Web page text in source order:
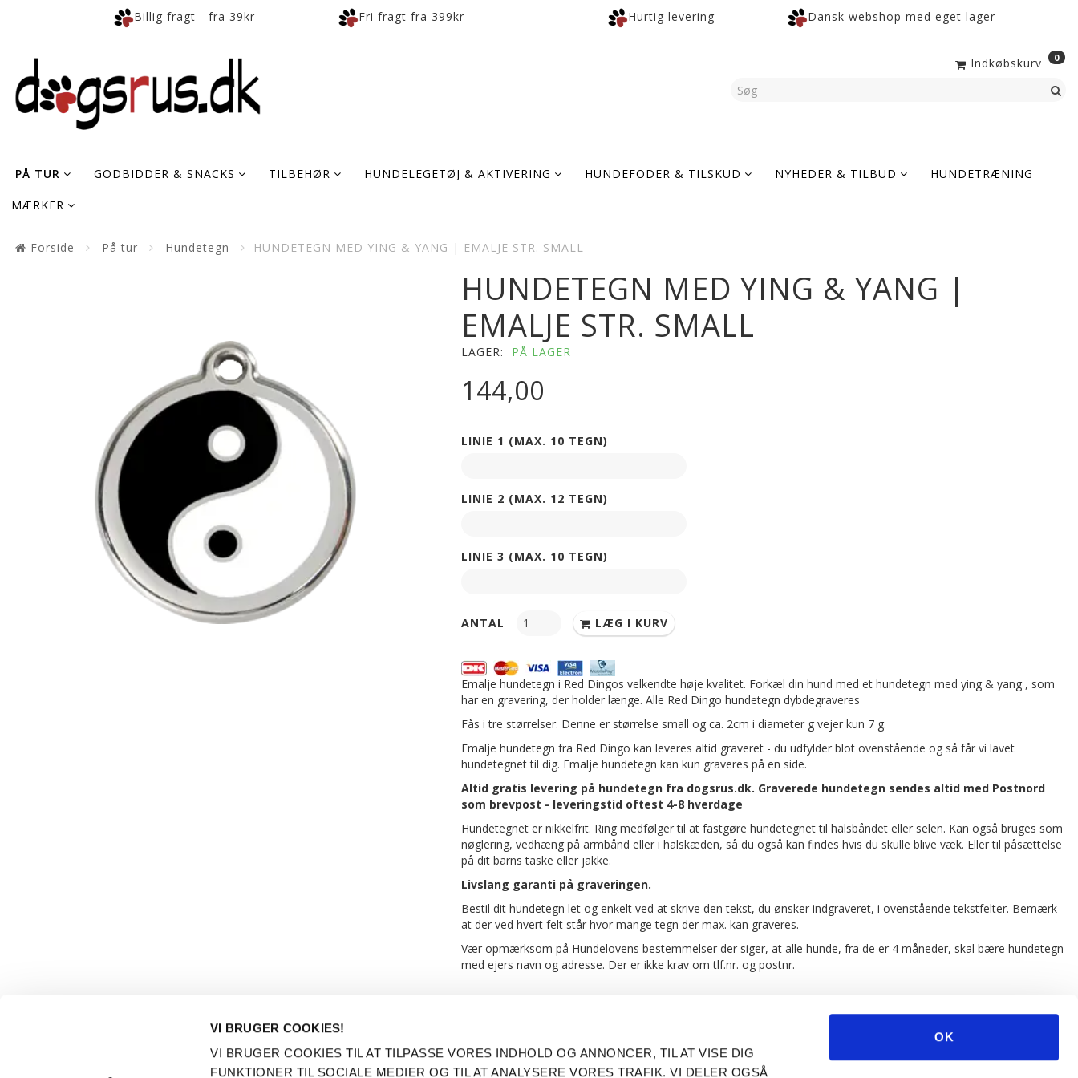
VI BRUGER COOKIES!
VI BRUGER COOKIES TIL AT TILPASSE VORES INDHOLD OG ANNONCER, TIL AT VISE DIG
FUNKTIONER TIL SOCIALE MEDIER OG TIL AT ANALYSERE VORES TRAFIK. VI DELER OGSÅ
OK
Billig fragt - fra 39kr Fri fragt fra 399kr Hurtig levering Dansk webshop med eget lager
Indkøbskurv 0
PÅ TUR GODBIDDER & SNACKS TILBEHØR HUNDELEGETØJ & AKTIVERING HUNDEFODER & TILSKUD NYHEDER & TILBUD HUNDETRÆNING
MÆRKER
Forside På tur Hundetegn HUNDETEGN MED YING & YANG | EMALJE STR. SMALL
HUNDETEGN MED YING & YANG |
EMALJE STR. SMALL
LAGER: PÅ LAGER
144,00
LINIE 1 (MAX. 10 TEGN)
LINIE 2 (MAX. 12 TEGN)
LINIE 3 (MAX. 10 TEGN)
ANTAL LÆG I KURV
Emalje hundetegn i Red Dingos velkendte høje kvalitet. Forkæl din hund med et hundetegn med ying & yang , som
har en gravering, der holder længe. Alle Red Dingo hundetegn dybdegraveres
Fås i tre størrelser. Denne er størrelse small og ca. 2cm i diameter g vejer kun 7 g.
Emalje hundetegn fra Red Dingo kan leveres altid graveret - du udfylder blot ovenstående og så får vi lavet
hundetegnet til dig. Emalje hundetegn kan kun graveres på en side.
Altid gratis levering på hundetegn fra dogsrus.dk. Graverede hundetegn sendes altid med Postnord
som brevpost - leveringstid oftest 4-8 hverdage
Hundetegnet er nikkelfrit. Ring medfølger til at fastgøre hundetegnet til halsbåndet eller selen. Kan også bruges som
nøglering, vedhæng på armbånd eller i halskæden, så du også kan findes hvis du skulle blive væk. Eller til påsættelse
på dit barns taske eller jakke.
Livslang garanti på graveringen.
Bestil dit hundetegn let og enkelt ved at skrive den tekst, du ønsker indgraveret, i ovenstående tekstfelter. Bemærk
at der ved hvert felt står hvor mange tegn der max. kan graveres.
Vær opmærksom på Hundelovens bestemmelser der siger, at alle hunde, fra de er 4 måneder, skal bære hundetegn
med ejers navn og adresse. Der er ikke krav om tlf.nr. og postnr.
Min konto
SOCIALE MEDIER
Fortrolighed
TILMELD TIL NYHEDSBREV